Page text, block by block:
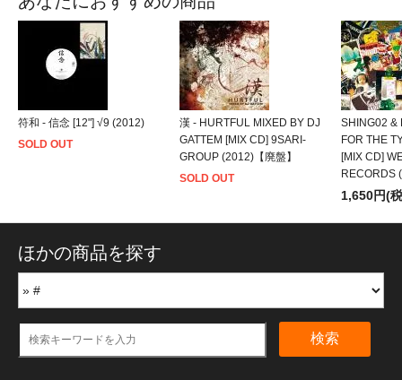
符和 - 信念 [12"] √9 (2012)
SOLD OUT
漢 - HURTFUL MIXED BY DJ
GATTEM [MIX CD] 9SARI-
GROUP (2012)【廃盤】
SOLD OUT
SHING02 &
FOR THE
[MIX CD]
RECORDS
1,650円(
ほかの商品を探す
検索